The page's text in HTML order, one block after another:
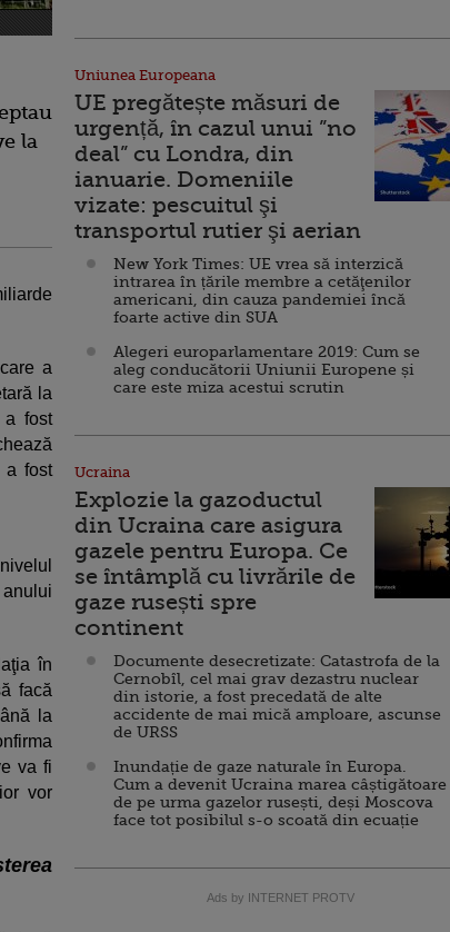
la
a
la
a fost
a fost
în
facă
la
va fi
vor
Uniunea Europeana
UE pregătește măsuri de
urgență, în cazul unui ”no
deal” cu Londra, din
ianuarie. Domeniile
vizate: pescuitul şi
transportul rutier şi aerian
New York Times: UE vrea să interzică
intrarea în țările membre a cetăţenilor
americani, din cauza pandemiei încă
foarte active din SUA
Alegeri europarlamentare 2019: Cum se
aleg conducătorii Uniunii Europene și
care este miza acestui scrutin
Ucraina
Explozie la gazoductul
din Ucraina care asigura
gazele pentru Europa. Ce
se întâmplă cu livrările de
gaze rusești spre
continent
Documente desecretizate: Catastrofa de la
Cernobîl, cel mai grav dezastru nuclear
din istorie, a fost precedată de alte
accidente de mai mică amploare, ascunse
de URSS
Inundație de gaze naturale în Europa.
Cum a devenit Ucraina marea câștigătoare
de pe urma gazelor rusești, deși Moscova
face tot posibilul s-o scoată din ecuație
Ads by INTERNET PROTV